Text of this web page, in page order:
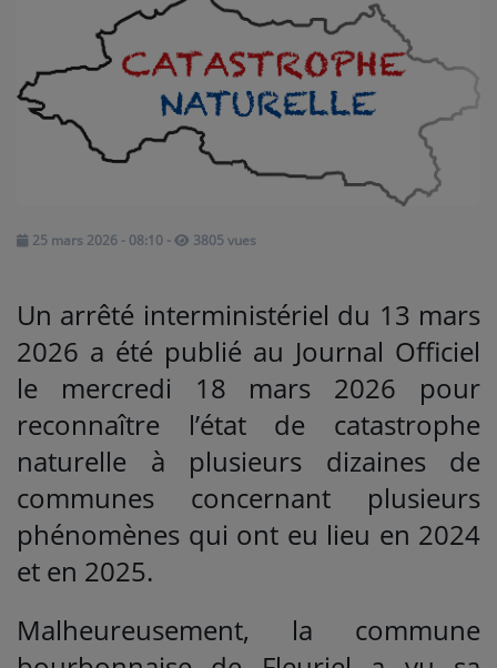
La Radio
EMISSIONS
ARTISTES
Agenda
Titres diffusés
25 mars 2026 - 08:10 - 3805 vues
Un arrêté interministériel du 13 mars
2026 a été publié au Journal Officiel
le mercredi 18 mars 2026 pour
reconnaître l’état de catastrophe
naturelle à plusieurs dizaines de
communes concernant plusieurs
phénomènes qui ont eu lieu en 2024
et en 2025.
Malheureusement, la commune